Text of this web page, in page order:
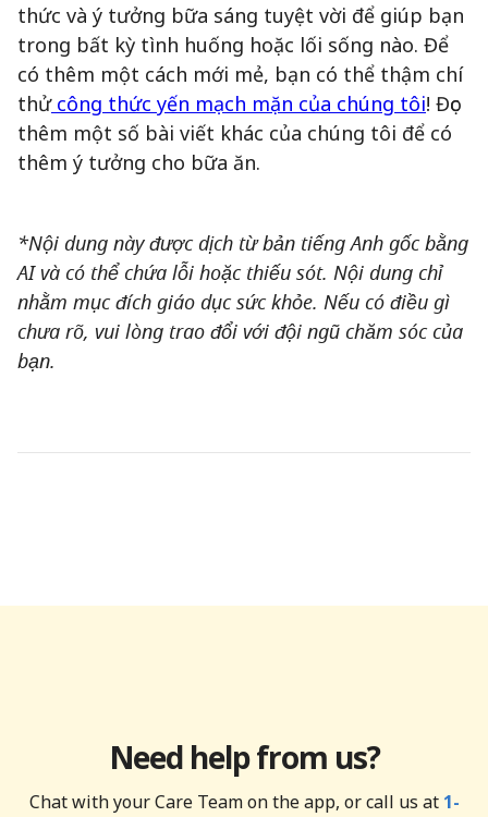
thức và ý tưởng bữa sáng tuyệt vời để giúp bạn
trong bất kỳ tình huống hoặc lối sống nào. Để
có thêm một cách mới mẻ, bạn có thể thậm chí
thửcông thức yến mạch mặn của chúng tôi! Đọc
thêm một số bài viết khác của chúng tôi để có
thêm ý tưởng cho bữa ăn.
*Nội dung này được dịch từ bản tiếng Anh gốc bằng
AI và có thể chứa lỗi hoặc thiếu sót. Nội dung chỉ
nhằm mục đích giáo dục sức khỏe. Nếu có điều gì
chưa rõ, vui lòng trao đổi với đội ngũ chăm sóc của
bạn.
Need help from us?
Chat with your Care Team on the app, or call us at 1-